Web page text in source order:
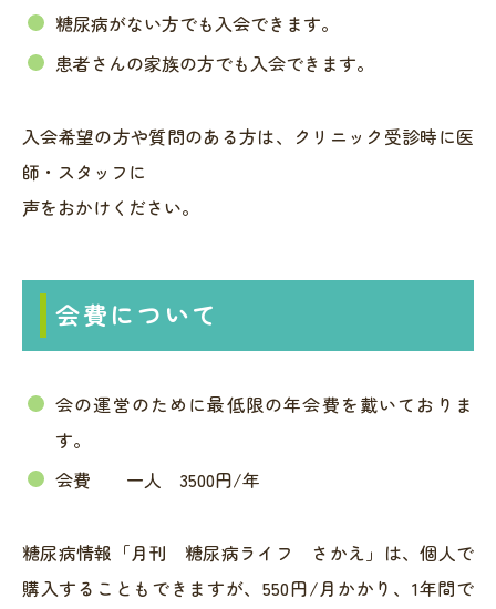
糖尿病がない方でも入会できます。
患者さんの家族の方でも入会できます。
入会希望の方や質問のある方は、クリニック受診時に医
師・スタッフに
声をおかけください。
会費について
会の運営のために最低限の年会費を戴いておりま
す。
会費 一人 3500円/年
糖尿病情報「月刊 糖尿病ライフ さかえ」は、個人で
購入することもできますが、550円/月かかり、1年間で